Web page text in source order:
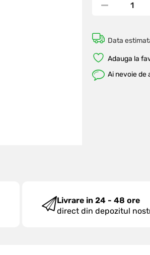
Data
Adauga la
Ai nevoie de
Livrare in 24 - 48 ore
direct din depozitul